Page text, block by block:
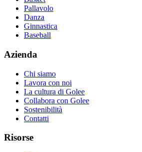
Pallavolo
Danza
Ginnastica
Baseball
Azienda
Chi siamo
Lavora con noi
La cultura di Golee
Collabora con Golee
Sostenibilità
Contatti
Risorse